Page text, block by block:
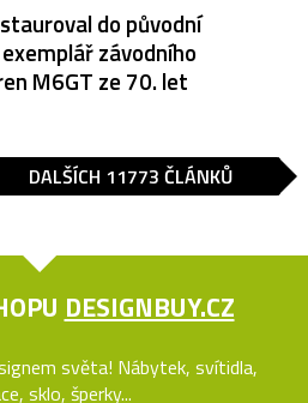
do původní
závodního
M6GT ze 70. let
DALŠÍCH 11773 ČLÁNKŮ
DESIGNBUY.CZ
světa! Nábytek, svítidla,
sklo, šperky...